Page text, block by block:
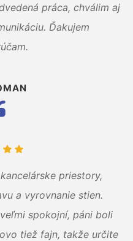
práca, chválim aj
Ďakujem
priestory,
a vyrovnanie stien.
spokojní, páni boli
tiež fajn, takže určite